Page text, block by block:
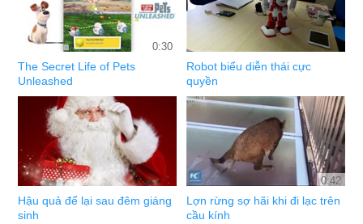
0:30
The Secret Life of Pets
Unleashed
Robot biểu diễn thái cực
quyền
Hậu quả để lại sau đêm giáng
sinh
0:42
Lợn rừng sợ hãi khi đi lạc trên
cầu kính